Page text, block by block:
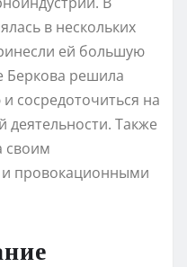
в нескольких
ей большую
Беркова решила
сосредоточиться на
деятельности. Также
своим
и провокационными